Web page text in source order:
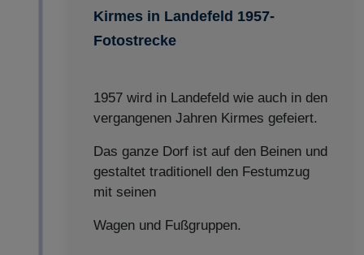
Kirmes in Landefeld 1957-
Fotostrecke
1957 wird in Landefeld wie auch in den
vergangenen Jahren Kirmes gefeiert.
Das ganze Dorf ist auf den Beinen und
gestaltet traditionell den Festumzug
mit seinen
Wagen und Fußgruppen.